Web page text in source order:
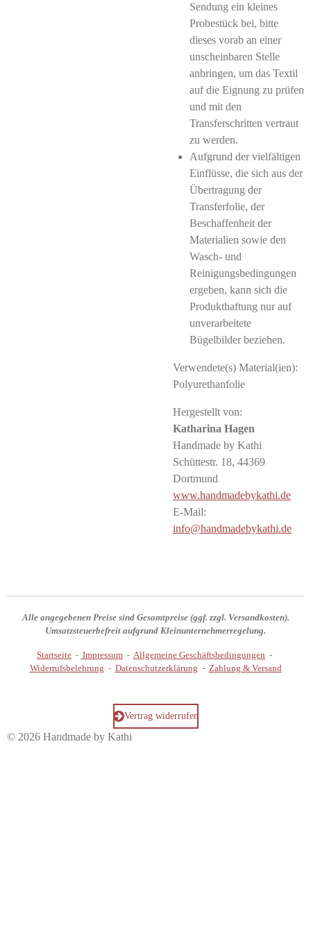
Sendung ein kleines
Probestück bei, bitte
dieses vorab an einer
unscheinbaren Stelle
anbringen, um das Textil
auf die Eignung zu prüfen
und mit den
Transferschritten vertraut
zu werden.
Aufgrund der vielfältigen
Einflüsse, die sich aus der
Übertragung der
Transferfolie, der
Beschaffenheit der
Materialien sowie den
Wasch- und
Reinigungsbedingungen
ergeben, kann sich die
Produkthaftung nur auf
unverarbeitete
Bügelbilder beziehen.
Verwendete(s) Material(ien):
Polyurethanfolie
Hergestellt von:
Katharina Hagen
Handmade by Kathi
Schüttestr. 18, 44369
Dortmund
www.handmadebykathi.de
E-Mail:
info@handmadebykathi.de
Alle angegebenen Preise sind Gesamtpreise(ggf. zzgl. Versandkosten).
Umsatzsteuerbefreit aufgrund Kleinunternehmerregelung.
Startseite - Impressum - Allgemeine Geschäftsbedingungen -
Widerrufsbelehrung - Datenschutzerklärung - Zahlung & Versand
Vertrag widerrufen
© 2026 Handmade by Kathi